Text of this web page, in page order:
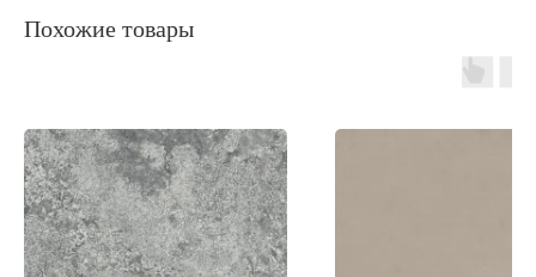
Похожие товары